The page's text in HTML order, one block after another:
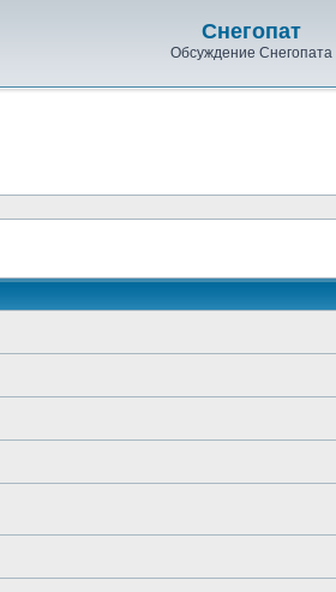
Снегопат
Обсуждение Снегопата